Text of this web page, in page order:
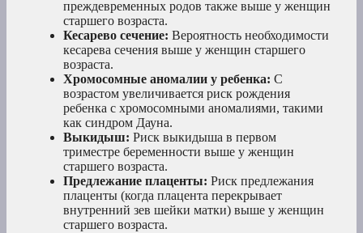
преждевременных родов также выше у женщин
старшего возраста.
Кесарево сечение: Вероятность необходимости
кесарева сечения выше у женщин старшего
возраста.
Хромосомные аномалии у ребенка: С
возрастом увеличивается риск рождения
ребенка с хромосомными аномалиями, такими
как синдром Дауна.
Выкидыш: Риск выкидыша в первом
триместре беременности выше у женщин
старшего возраста.
Предлежание плаценты: Риск предлежания
плаценты (когда плацента перекрывает
внутренний зев шейки матки) выше у женщин
старшего возраста.